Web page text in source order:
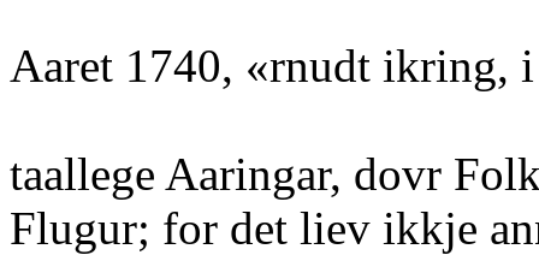
Aaret 1740, «rnudt ikring,
taallege Aaringar, dovr
Flugur; for det liev ikkje